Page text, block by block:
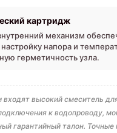
картридж
механизм
напора и
герметичность узла.
входят высокий смеситель
к водопроводу,
гарантийный талон.